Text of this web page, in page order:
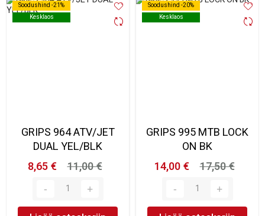
Soodushind -21%
Kesklaos
Soodushind -21%
Kesklaos
GRIPS 964 ATV/JET
DUAL YEL/BLK
8,65 €
11,00 €
Soodushind -20%
Kesklaos
Soodushind -20%
Kesklaos
GRIPS 995 MTB LOCK
ON BK
14,00 €
17,50 €